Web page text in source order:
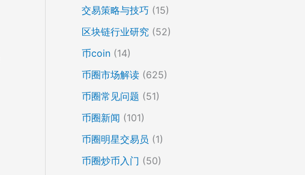
交易策略与技巧 (15)
区块链行业研究 (52)
币coin (14)
币圈市场解读 (625)
币圈常见问题 (51)
币圈新闻 (101)
币圈明星交易员 (1)
币圈炒币入门 (50)